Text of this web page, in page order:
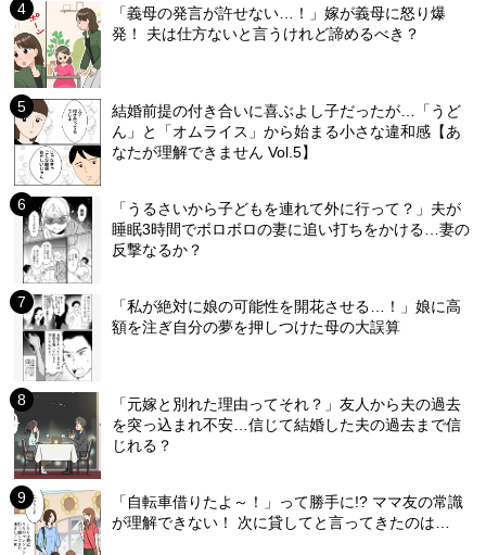
「義母の発言が許せない…！」嫁が義母に怒り爆
発！ 夫は仕方ないと言うけれど諦めるべき？
結婚前提の付き合いに喜ぶよし子だったが…「うど
ん」と「オムライス」から始まる小さな違和感【あ
なたが理解できません Vol.5】
「うるさいから子どもを連れて外に行って？」夫が
睡眠3時間でボロボロの妻に追い打ちをかける…妻の
反撃なるか？
「私が絶対に娘の可能性を開花させる…！」娘に高
額を注ぎ自分の夢を押しつけた母の大誤算
「元嫁と別れた理由ってそれ？」友人から夫の過去
を突っ込まれ不安…信じて結婚した夫の過去まで信
じれる？
「自転車借りたよ～！」って勝手に!? ママ友の常識
が理解できない！ 次に貸してと言ってきたのは…